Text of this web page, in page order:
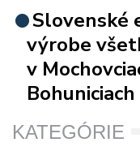
Slovenské
výrobe
v
Bohuniciach
KATEGÓRIE